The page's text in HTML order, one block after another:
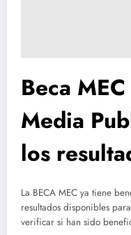
Beca
Media
los
La BECA MEC ya tiene
resultados disponibles
verificar si han sido